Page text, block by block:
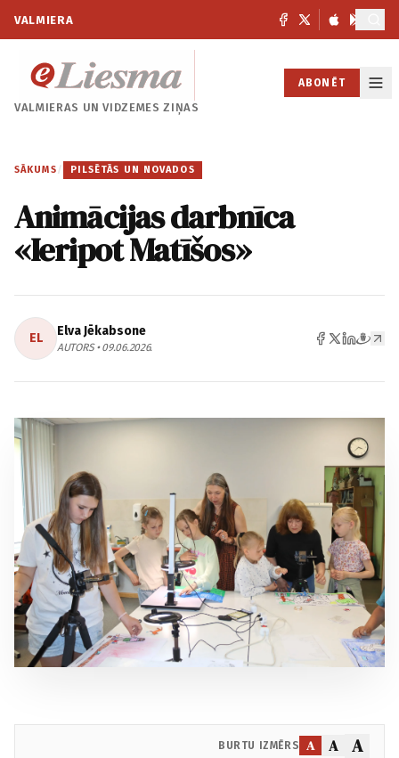
VALMIERA
VALMIERAS UNVIDZEMES ZIŅAS
ABONĒT
SĀKUMS / PILSĒTĀS UN NOVADOS
Animācijas darbnīca
«Ieripot Matīšos»
EL Elva Jēkabsone
AUTORS • 09.06.2026.
BURTU IZMĒRS A A A